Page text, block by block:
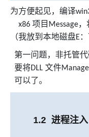
为方便起见，编译
x86 项目 Message，
（我放到本地磁盘E
第一问题，非托管
要将DLL 文件
可以了。
1.2进程注入